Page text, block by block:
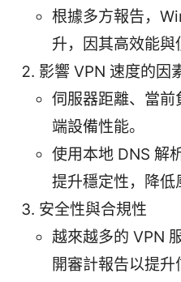
根據多方報告，
升，因其高效能與
影響 VPN 速度的因
伺服器距離、當前
端設備性能。
使用本地 DNS 解
提升穩定性，降低
安全性與合規性
越來越多的 VPN
開審計報告以提升